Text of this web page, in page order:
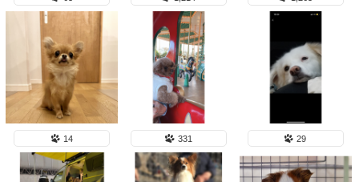
14 331 29